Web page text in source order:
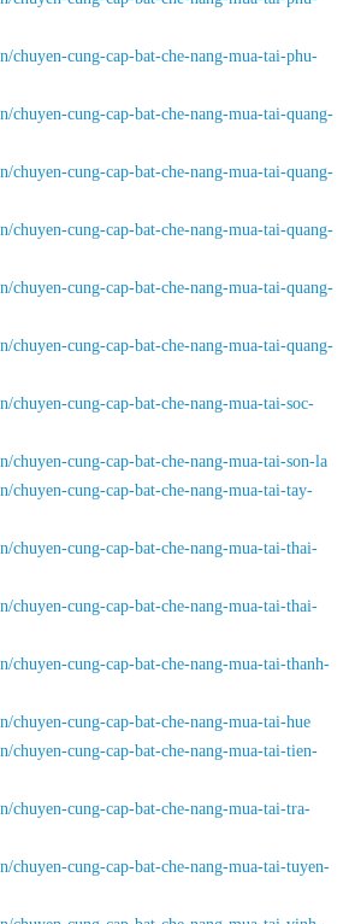
chuyen-cung-cap-bat-che-nang-mua-tai-phu-
chuyen-cung-cap-bat-che-nang-mua-tai-quang-
chuyen-cung-cap-bat-che-nang-mua-tai-quang-
chuyen-cung-cap-bat-che-nang-mua-tai-quang-
chuyen-cung-cap-bat-che-nang-mua-tai-quang-
chuyen-cung-cap-bat-che-nang-mua-tai-quang-
chuyen-cung-cap-bat-che-nang-mua-tai-soc-
chuyen-cung-cap-bat-che-nang-mua-tai-son-la
chuyen-cung-cap-bat-che-nang-mua-tai-tay-
chuyen-cung-cap-bat-che-nang-mua-tai-thai-
chuyen-cung-cap-bat-che-nang-mua-tai-thai-
chuyen-cung-cap-bat-che-nang-mua-tai-thanh-
chuyen-cung-cap-bat-che-nang-mua-tai-hue
chuyen-cung-cap-bat-che-nang-mua-tai-tien-
chuyen-cung-cap-bat-che-nang-mua-tai-tra-
chuyen-cung-cap-bat-che-nang-mua-tai-tuyen-